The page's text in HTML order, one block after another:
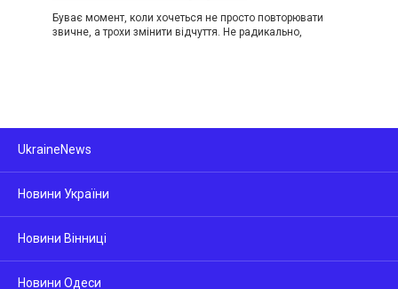
Буває момент, коли хочеться не просто повторювати
звичне, а трохи змінити відчуття. Не радикально,
UkraineNews
Новини України
Новини Вінниці
Новини Одеси